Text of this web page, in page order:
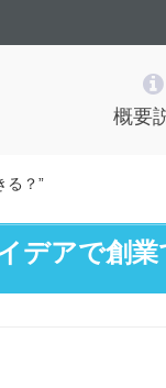
概要
る？”
デアで創業